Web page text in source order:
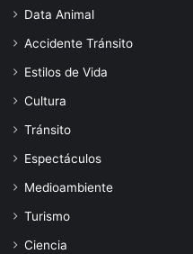
Data Animal
Accidente Tránsito
Estilos de Vida
Cultura
Tránsito
Espectáculos
Medioambiente
Turismo
Ciencia